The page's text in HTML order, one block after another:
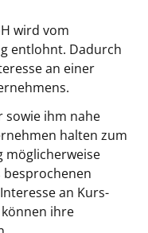
wird vom
entlohnt. Dadurch
an einer
sowie ihm nahe
halten zum
möglicherweise
an Kurs-
ihre